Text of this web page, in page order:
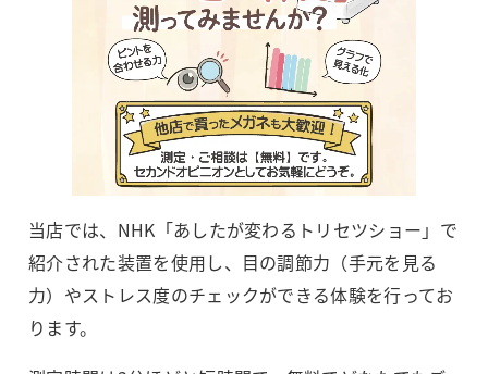
当店では、 NHK 「あしたが変わるトリセツショー」で
紹介された装置を使用し、 目の調節力（手元を見る
力）やストレス度のチェックができる体験を行ってお
ります。